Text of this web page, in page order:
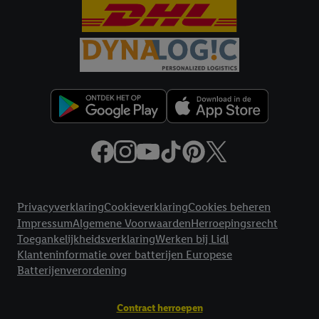
PrivacyverklaringCookieverklaringCookies beheren
ImpressumAlgemene VoorwaardenHerroepingsrecht
ToegankelijkheidsverklaringWerken bij Lidl
Klanteninformatie over batterijen Europese
Batterijenverordening
Contract herroepen
Criteo S.A. beschikt, aan jou kunnen worden toegewezen.
Onder "Aanpassen" kun je aangeven met welke cookies en
vergelijkbare technieken en met welke verwerkingsdoeleinden
je instemt. Verder kan je er meer informatie vinden over de
gegevensverwerking.
Door te klikken op "Weigeren", kies je voor de optie dat er enkel
technisch noodzakelijke cookies en vergelijkbare technieken
worden gebruikt.
Door op "Akkoord" te klikken, stem je in met alle verwerkingen
voor alle bovengenoemde doeleinden. Meer informatie,
in onzeprivacyverklaring.Je vindt de impressum voor de Lidl
website hier.Klikhiervoor meer informatie over de cookies die
wij inzetten.